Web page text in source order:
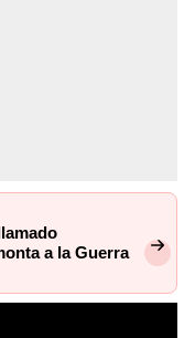
a la Guerra